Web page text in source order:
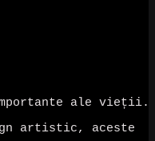
ale vieții.
artistic, aceste